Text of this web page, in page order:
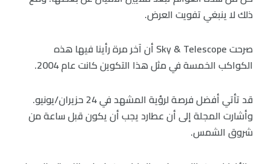
ذلك لا ينبغي تفويت العرض.
صرحت Sky & Telescope أن آخر مرة رأينا فيها هذه
الكواكب الخمسة في مثل هذا التكوين كانت عام 2004.
قد تأتي أفضل فرصة لرؤية المشهد في 24 حزيران/يونيو.
وأشارت المجلة إلى أن عطارد يجب أن يكون قبل ساعة من
شروق الشمس.